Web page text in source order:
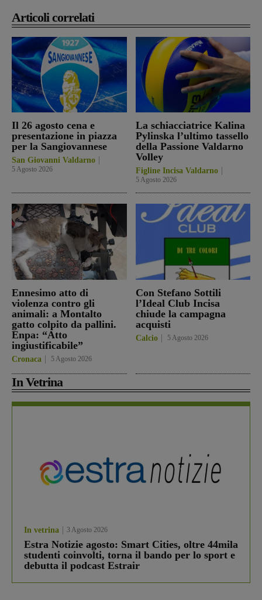
Articoli correlati
Il 26 agosto cena e
presentazione in piazza
per la Sangiovannese
San Giovanni Valdarno
5 Agosto 2026
La schiacciatrice Kalina
Pylinska l’ultimo tassello
della Passione Valdarno
Volley
Figline Incisa Valdarno
5 Agosto 2026
Ennesimo atto di
violenza contro gli
animali: a Montalto
gatto colpito da pallini.
Enpa: “Atto
ingiustificabile”
Cronaca 5 Agosto 2026
Con Stefano Sottili
l’Ideal Club Incisa
chiude la campagna
acquisti
Calcio 5 Agosto 2026
In Vetrina
In vetrina 3 Agosto 2026
Estra Notizie agosto: Smart Cities, oltre 44mila
studenti coinvolti, torna il bando per lo sport e
debutta il podcast Estrair